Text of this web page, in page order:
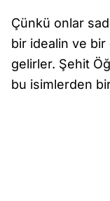
Çünkü onlar
bir idealin ve
gelirler. Şehit
bu isimlerden